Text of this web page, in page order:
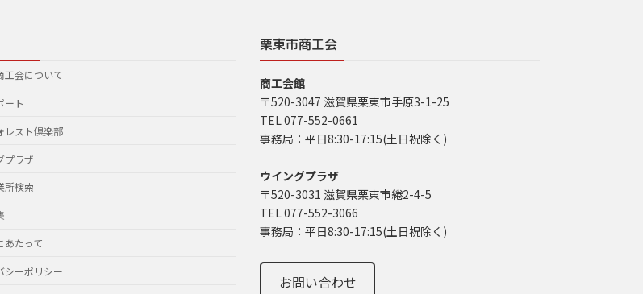
工会について
ート
レスト倶楽部
プラザ
所検索
あたって
シーポリシー
栗東市商工会
商工会館
〒520-3047 滋賀県栗東市手原3-1-25
TEL 077-552-0661
事務局：平日8:30-17:15(土日祝除く)
ウイングプラザ
〒520-3031 滋賀県栗東市綣2-4-5
TEL 077-552-3066
事務局：平日8:30-17:15(土日祝除く)
お問い合わせ